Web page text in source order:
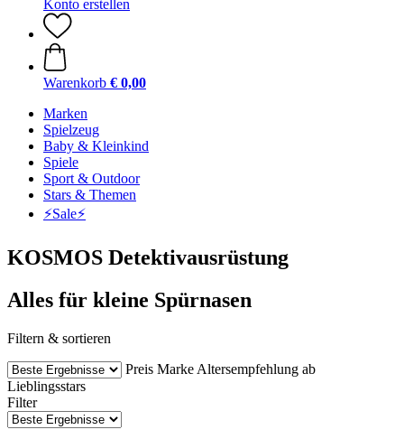
Konto erstellen
Warenkorb € 0,00
Marken
Spielzeug
Baby & Kleinkind
Spiele
Sport & Outdoor
Stars & Themen
⚡️Sale⚡️
KOSMOS Detektivausrüstung
Alles für kleine Spürnasen
Filtern & sortieren
Preis Marke Altersempfehlung ab
Lieblingsstars
Filter